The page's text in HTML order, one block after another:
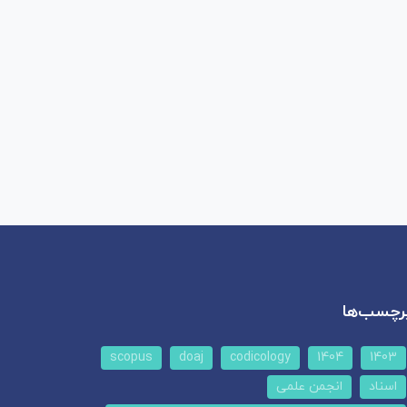
1403
1404
codicology
doaj
scopus
اسناد
انجمن علمی